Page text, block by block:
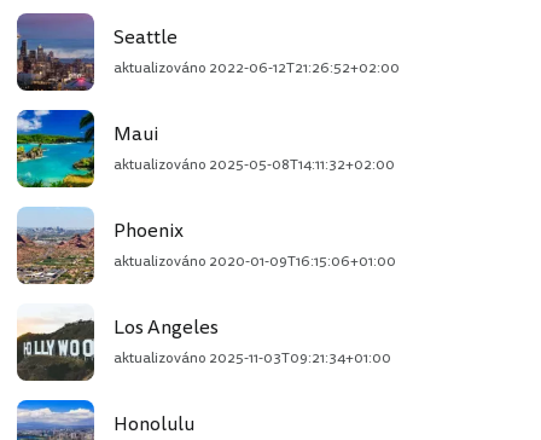
Seattle
aktualizováno 2022-06-12T21:26:52+02:00
Maui
aktualizováno 2025-05-08T14:11:32+02:00
Phoenix
aktualizováno 2020-01-09T16:15:06+01:00
Los Angeles
aktualizováno 2025-11-03T09:21:34+01:00
Honolulu